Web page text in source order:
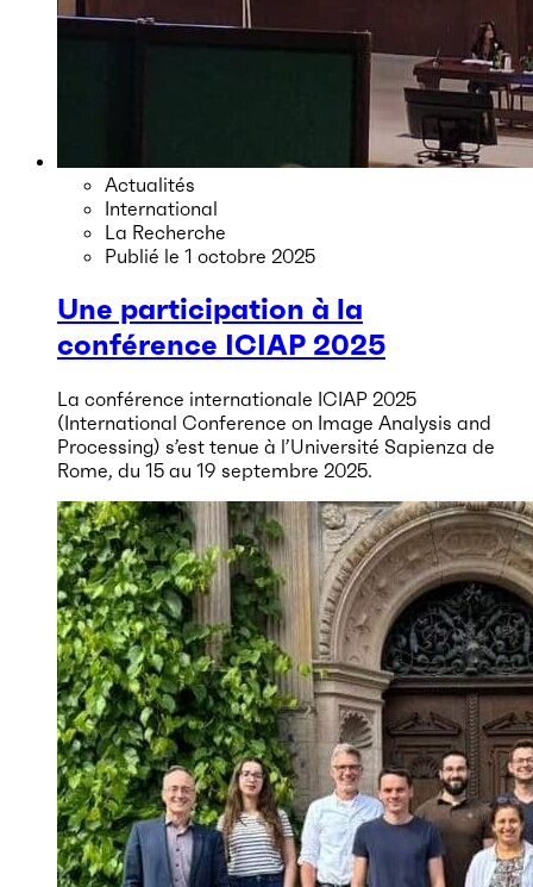
Actualités
International
La Recherche
Publié le 1 octobre 2025
Une participation à la
conférence ICIAP 2025
La conférence internationale ICIAP 2025
(International Conference on Image Analysis and
Processing) s’est tenue à l’Université Sapienza de
Rome, du 15 au 19 septembre 2025.